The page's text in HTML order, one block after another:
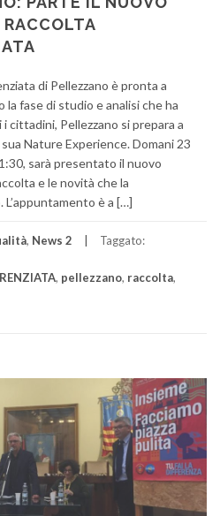
di Pellezzano è pronta a
la fase di studio e analisi che ha
cittadini, Pellezzano si prepara a
Nature Experience. Domani 23
sarà presentato il nuovo
e le novità che la
è a […]
, News 2 Taggato:
, pellezzano, raccolta,